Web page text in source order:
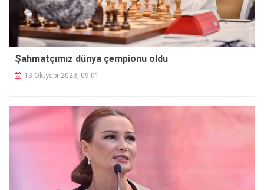
Şahmatçımız dünya çempionu oldu
13 Oktyabr 2023, 09:01